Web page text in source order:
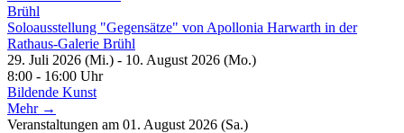
Soloausstellung "Gegensätze" von Apollonia Harwarth in der
Rathaus-Galerie Brühl
29. Juli 2026 (Mi.) - 10. August 2026 (Mo.)
8:00 - 16:00 Uhr
Bildende Kunst
Mehr →
Veranstaltungen am 01. August 2026 (Sa.)